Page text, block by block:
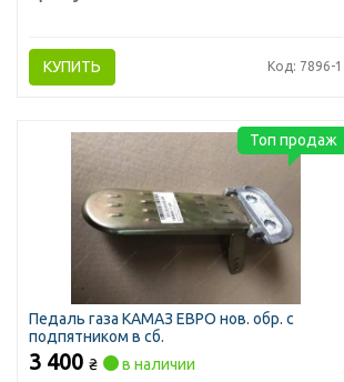
КУПИТЬ Код: 7896-1
Педаль газа КАМАЗ ЕВРО нов. обр. с
подпятником в сб.
3 400 ₴
в наличии
Топ продаж